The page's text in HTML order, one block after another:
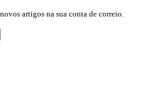
artigos na sua conta de correio.